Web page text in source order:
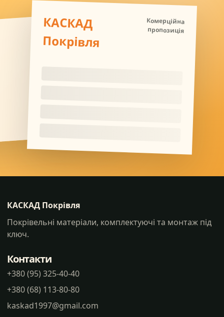
КАСКАД
Покрівля
Комерційна
пропозиція
КАСКАД Покрівля
Покрівельні матеріали, комплектуючі та монтаж під
ключ.
Контакти
+380 (95) 325-40-40
+380 (68) 113-80-80
kaskad1997@gmail.com